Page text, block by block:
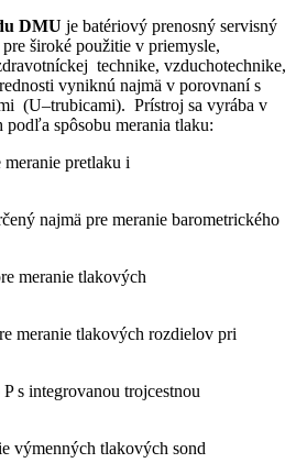
DMU je batériový prenosný servisný
široké použitie v priemysle,
technike, vzduchotechnike,
vyniknú najmä v porovnaní s
(U–trubicami). Prístroj sa vyrába v
spôsobu merania tlaku:
pretlaku i
najmä pre meranie barometrického
meranie tlakových
meranie tlakových rozdielov pri
s integrovanou trojcestnou
výmenných tlakových sond